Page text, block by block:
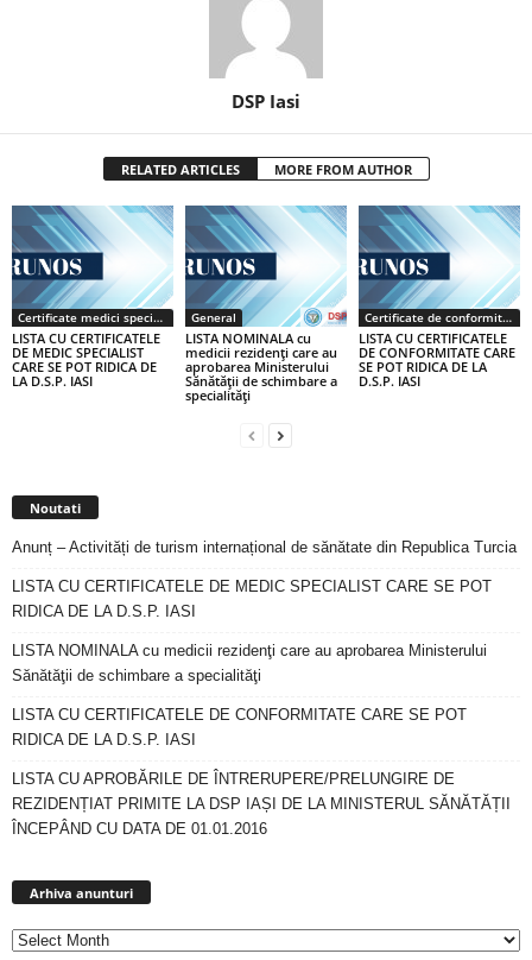
DSP Iasi
RELATED ARTICLES MORE FROM AUTHOR
Certificate medici specialiști / primari
LISTA CU CERTIFICATELE
DE MEDIC SPECIALIST
CARE SE POT RIDICA DE
LA D.S.P. IASI
General
LISTA NOMINALA cu
medicii rezidenţi care au
aprobarea Ministerului
Sănătăţii de schimbare a
specialităţi
Certificate de conformitate
LISTA CU CERTIFICATELE
DE CONFORMITATE CARE
SE POT RIDICA DE LA
D.S.P. IASI
Noutati
Anunț – Activități de turism internațional de sănătate din Republica Turcia
LISTA CU CERTIFICATELE DE MEDIC SPECIALIST CARE SE POT
RIDICA DE LA D.S.P. IASI
LISTA NOMINALA cu medicii rezidenţi care au aprobarea Ministerului
Sănătăţii de schimbare a specialităţi
LISTA CU CERTIFICATELE DE CONFORMITATE CARE SE POT
RIDICA DE LA D.S.P. IASI
LISTA CU APROBĂRILE DE ÎNTRERUPERE/PRELUNGIRE DE
REZIDENȚIAT PRIMITE LA DSP IAȘI DE LA MINISTERUL SĂNĂTĂȚII
ÎNCEPÂND CU DATA DE 01.01.2016
Arhiva anunturi